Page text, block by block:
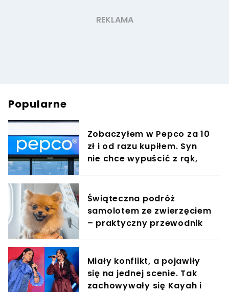
Popularne
Zobaczyłem w Pepco za 10
zł i od razu kupiłem. Syn
nie chce wypuścić z rąk,
Świąteczna podróż
samolotem ze zwierzęciem
– praktyczny przewodnik
Miały konflikt, a pojawiły
się na jednej scenie. Tak
zachowywały się Kayah i